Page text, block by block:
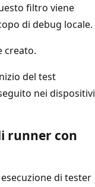
filtro viene
di debug locale.
creato.
del test
nei dispositivi
runner con
di tester